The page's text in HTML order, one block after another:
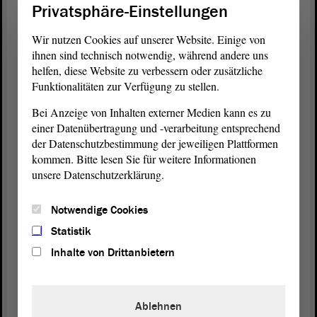
ganz wichtig Freiflächen für die entsprechenden
All das hat dazu geführt, dass der entsprechende
Antragbei der unteren Denkmalschutzbehörde
gestellt wurde. Diese hat dann im Rahmen der
Abwägung gemäß § 10 Abs. 2 Nr. 2 des
Denkmalschutzgesetzes des Landes Sachsen-
Anhalt die Entscheidung getroffen, dass dieses
Gebäude abgerissen werden könne.
bis zum Jahr 2020 und im Jahr 2020 bis zum Jahr
2023 verlängert worden. Wenn Sie mich jetzt
fragen, warum das Gebäude bisher nicht abgerissen
2016 bis 2021 zusammenhing. Es gab einen
Privatsphäre-Einstellungen
Wir nutzen Cookies auf unserer Website. Einige von
ihnen sind technisch notwendig, während andere uns
helfen, diese Website zu verbessern oder zusätzliche
Funktionalitäten zur Verfügung zu stellen.
Bei Anzeige von Inhalten externer Medien kann es zu
einer Datenübertragung und -verarbeitung entsprechend
der Datenschutzbestimmung der jeweiligen Plattformen
kommen. Bitte lesen Sie für weitere Informationen
unsere Datenschutzerklärung.
Notwendige Cookies
Statistik
Inhalte von Drittanbietern
Ablehnen